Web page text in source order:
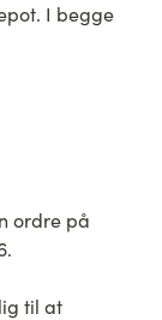
I begge
ordre på
til at